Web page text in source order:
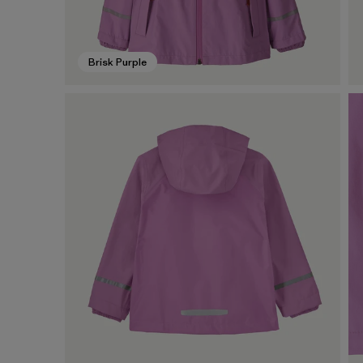
Brisk Purple